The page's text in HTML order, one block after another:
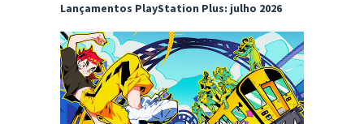
Lançamentos PlayStation Plus: julho 2026